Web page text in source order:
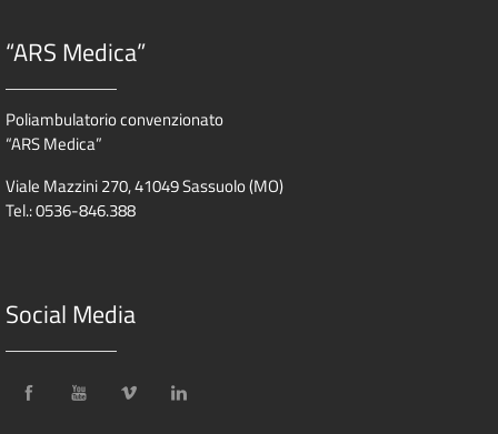
“ARS Medica”
Poliambulatorio convenzionato
“ARS Medica”
Viale Mazzini 270, 41049 Sassuolo (MO)
Tel.: 0536-846.388
Social Media